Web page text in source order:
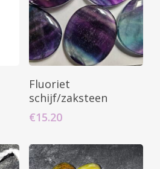
Toevoegen Aan
Winkelwagen
Fluoriet
schijf/zaksteen
€15.20